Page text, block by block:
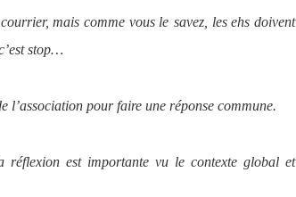
mais comme vous le savez, les ehs doivent
stop…
l’association pour faire une réponse commune.
est importante vu le contexte global et